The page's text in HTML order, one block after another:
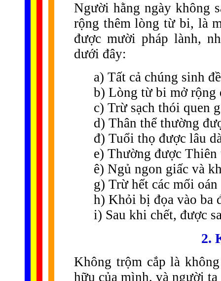
Người hằng ngày không
rộng thêm lòng từ bi, là
được mười pháp lành,
dưới đây:
a) Tất cả chúng sinh
b) Lòng từ bi mở rộng
c) Trừ sạch thói quen
d) Thân thể thường
đ) Tuổi thọ được lâu
e) Thường được Thiên
ê) Ngủ ngon giấc và
g) Trừ hết các mối
h) Khỏi bị đọa vào ba
i) Sau khi chết, được
2.
Không trộm cắp là
hữu của mình, và người